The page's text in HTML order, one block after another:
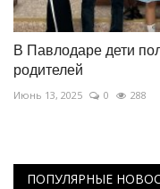
В Павлодаре дети
родителей
Июнь 13, 2025 0 288
ПОПУЛЯРНЫЕ